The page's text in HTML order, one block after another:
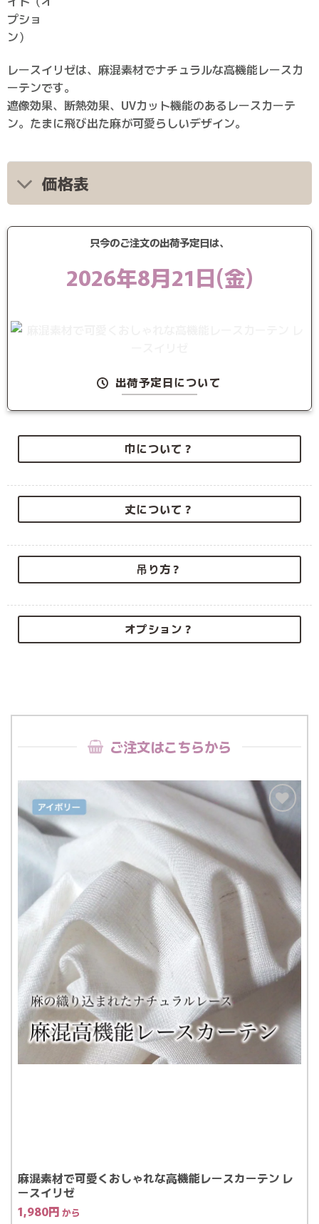
レースイリゼは、麻混素材でナチュラルな高機能レースカ
ーテンです。
遮像効果、断熱効果、UVカット機能のあるレースカーテ
ン。たまに飛び出た麻が可愛らしいデザイン。
価格表
只今のご注文の出荷予定日は、
2026年8月21日(金)
出荷予定日について
巾について？
丈について？
吊り方？
オプション？
ご注文はこちらから
お気
に入
りに
追加
麻混素材で可愛くおしゃれな高機能レースカーテン レ
ースイリゼ
1,980円